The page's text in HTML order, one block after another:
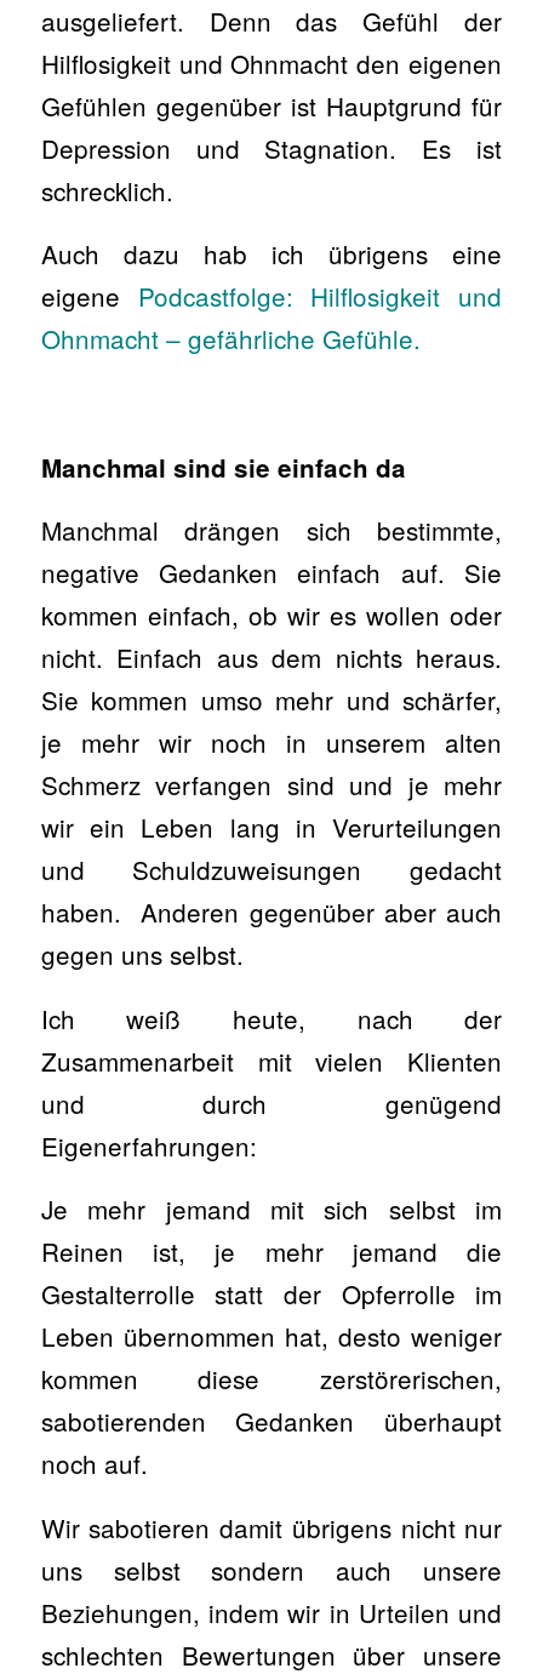
ausgeliefert. Denn das Gefühl der
Hilflosigkeit und Ohnmacht den eigenen
Gefühlen gegenüber ist Hauptgrund für
Depression und Stagnation. Es ist
schrecklich.
Auch dazu hab ich übrigens eine
eigene Podcastfolge: Hilflosigkeit und
Ohnmacht – gefährliche Gefühle.
Manchmal sind sie einfach da
Manchmal drängen sich bestimmte,
negative Gedanken einfach auf. Sie
kommen einfach, ob wir es wollen oder
nicht. Einfach aus dem nichts heraus.
Sie kommen umso mehr und schärfer,
je mehr wir noch in unserem alten
Schmerz verfangen sind und je mehr
wir ein Leben lang in Verurteilungen
und Schuldzuweisungen gedacht
haben. Anderen gegenüber aber auch
gegen uns selbst.
Ich weiß heute, nach der
Zusammenarbeit mit vielen Klienten
und durch genügend
Eigenerfahrungen:
Je mehr jemand mit sich selbst im
Reinen ist, je mehr jemand die
Gestalterrolle statt der Opferrolle im
Leben übernommen hat, desto weniger
kommen diese zerstörerischen,
sabotierenden Gedanken überhaupt
noch auf.
Wir sabotieren damit übrigens nicht nur
uns selbst sondern auch unsere
Beziehungen, indem wir in Urteilen und
schlechten Bewertungen über unsere